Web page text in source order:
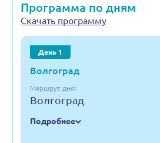
Программа по дням
Скачать программу
День 1
Волгоград
Маршрут дня:
Волгоград
Подробнее